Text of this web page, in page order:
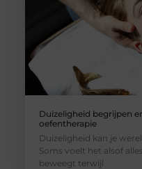
Duizeligheid begrijpen
oefentherapie
Duizeligheid kan je
Soms voelt het alsof
beweegt terwijl